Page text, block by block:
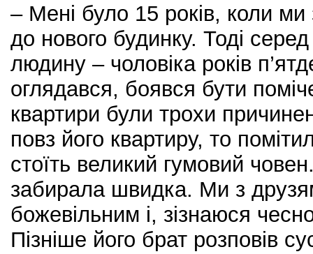
– Мені було 15 років, коли
до нового будинку. Тоді
людину – чоловіка років
оглядався, боявся бути
квартири були трохи
повз його квартиру, то
стоїть великий гумовий
забирала швидка. Ми з
божевільним і, зізнаюся
Пізніше його брат розповів